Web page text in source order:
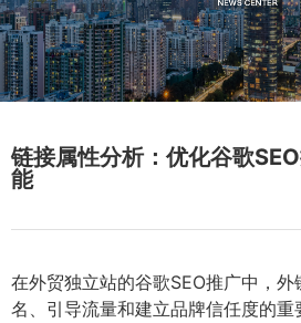
链接属性分析：优化谷歌
能
在外贸独立站的谷歌SEO推广中，
名、引导流量和建立品牌信任度的